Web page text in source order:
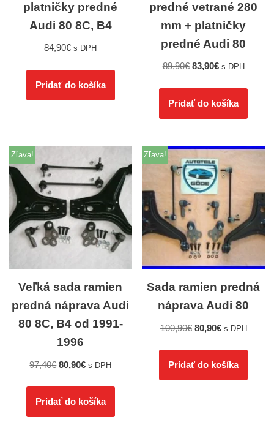
platničky predné
Audi 80 8C, B4
84,90€ s DPH
Pridať do košíka
predné vetrané 280
mm + platničky
predné Audi 80
89,90€ 83,90€ s DPH
Pridať do košíka
Zľava!
Veľká sada ramien
predná náprava Audi
80 8C, B4 od 1991-
1996
97,40€ 80,90€ s DPH
Pridať do košíka
Zľava!
Sada ramien predná
náprava Audi 80
100,90€ 80,90€ s DPH
Pridať do košíka